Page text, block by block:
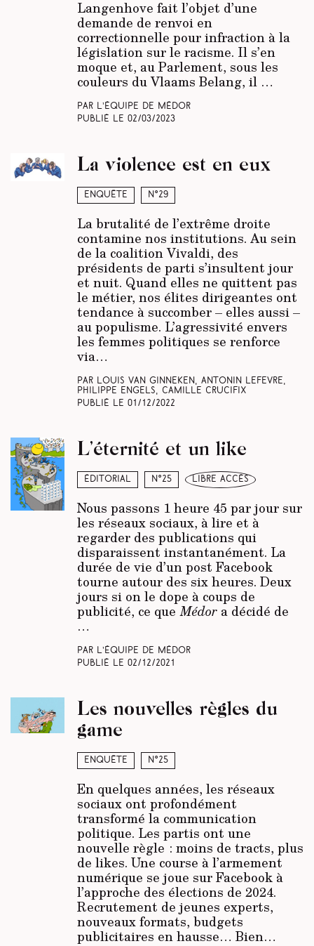
Langenhove fait l’objet d’une
demande de renvoi en
correctionnelle pour infraction à la
législation sur le racisme. Il s’en
moque et, au Parlement, sous les
couleurs du Vlaams Belang, il …
Par L’équipe de Médor
Publié le 02/03/2023
Enquête N°29
La violence est en eux
La brutalité de l’extrême droite
contamine nos institutions. Au sein
de la coalition Vivaldi, des
présidents de parti s’insultent jour
et nuit. Quand elles ne quittent pas
le métier, nos élites dirigeantes ont
tendance à succomber – elles aussi –
au populisme. L’agressivité envers
les femmes politiques se renforce
via…
Par Louis Van Ginneken, Antonin Lefevre,
Philippe Engels, Camille Crucifix
Publié le 01/12/2022
Éditorial N°25 libre accès
L’éternité et un like
Nous passons 1 heure 45 par jour sur
les réseaux sociaux, à lire et à
regarder des publications qui
disparaissent instantanément. La
durée de vie d’un post Facebook
tourne autour des six heures. Deux
jours si on le dope à coups de
publicité, ce queMédora décidé de
…
Par L’équipe de Médor
Publié le 02/12/2021
Enquête N°25
Les nouvelles règles du
game
En quelques années, les réseaux
sociaux ont profondément
transformé la communication
politique. Les partis ont une
nouvelle règle : moins de tracts, plus
de likes. Une course à l’armement
numérique se joue sur Facebook à
l’approche des élections de 2024.
Recrutement de jeunes experts,
nouveaux formats, budgets
publicitaires en hausse… Bien…